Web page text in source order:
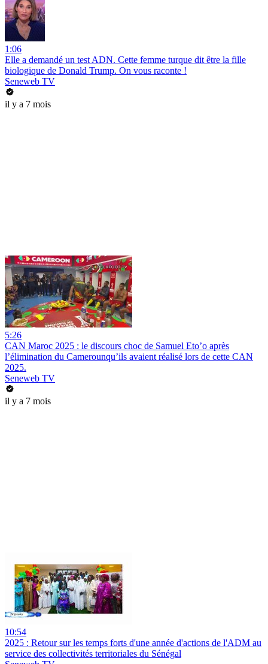
1:06
Elle a demandé un test ADN. Cette femme turque dit être la fille
biologique de Donald Trump. On vous raconte !
Seneweb TV
il y a 7 mois
5:26
CAN Maroc 2025 : le discours choc de Samuel Eto’o après
l’élimination du Camerounqu’ils avaient réalisé lors de cette CAN
2025.
Seneweb TV
il y a 7 mois
10:54
2025 : Retour sur les temps forts d'une année d'actions de l'ADM au
service des collectivités territoriales du Sénégal